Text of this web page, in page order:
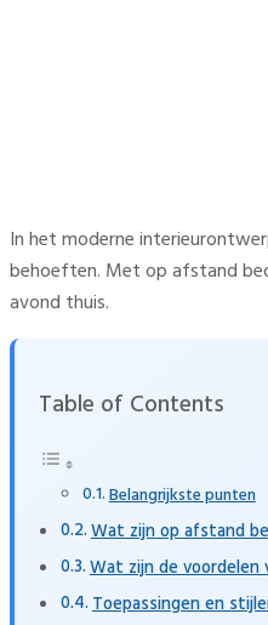
In het moderne
behoeften. Met op afstand
avond thuis.
Table of Contents
Belangrijkste punten
Wat zijn op afstand
Wat zijn de voordelen
Toepassingen en